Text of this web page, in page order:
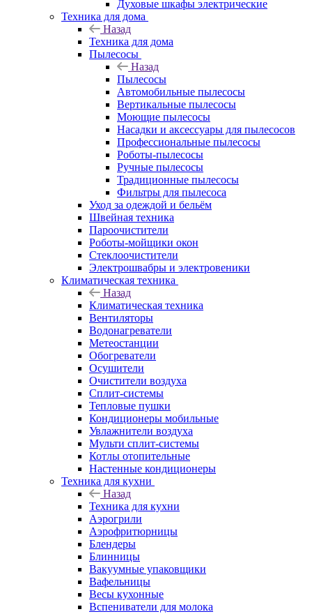
Духовые шкафы электрические
Техника для дома
Назад
Техника для дома
Пылесосы
Назад
Пылесосы
Автомобильные пылесосы
Вертикальные пылесосы
Моющие пылесосы
Насадки и аксессуары для пылесосов
Профессиональные пылесосы
Роботы-пылесосы
Ручные пылесосы
Традиционные пылесосы
Фильтры для пылесоса
Уход за одеждой и бельём
Швейная техника
Пароочистители
Роботы-мойщики окон
Стеклоочистители
Электрошвабры и электровеники
Климатическая техника
Назад
Климатическая техника
Вентиляторы
Водонагреватели
Метеостанции
Обогреватели
Осушители
Очистители воздуха
Сплит-системы
Тепловые пушки
Кондиционеры мобильные
Увлажнители воздуха
Мульти сплит-системы
Котлы отопительные
Настенные кондиционеры
Техника для кухни
Назад
Техника для кухни
Аэрогрили
Аэрофритюрницы
Блендеры
Блинницы
Вакуумные упаковщики
Вафельницы
Весы кухонные
Вспениватели для молока